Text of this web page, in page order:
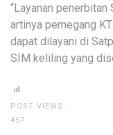
“Layanan
artinya pemegang
dapat dilayani di
SIM keliling yang
POST VIEWS:
457